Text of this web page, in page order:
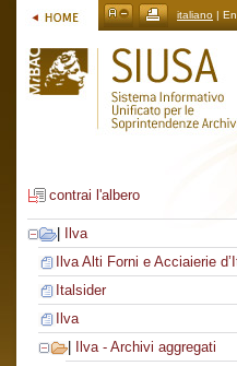
italiano |
contrai l'albero
Ilva
Ilva Alti Forni e Acciaierie
Italsider
Ilva
Ilva - Archivi aggregati